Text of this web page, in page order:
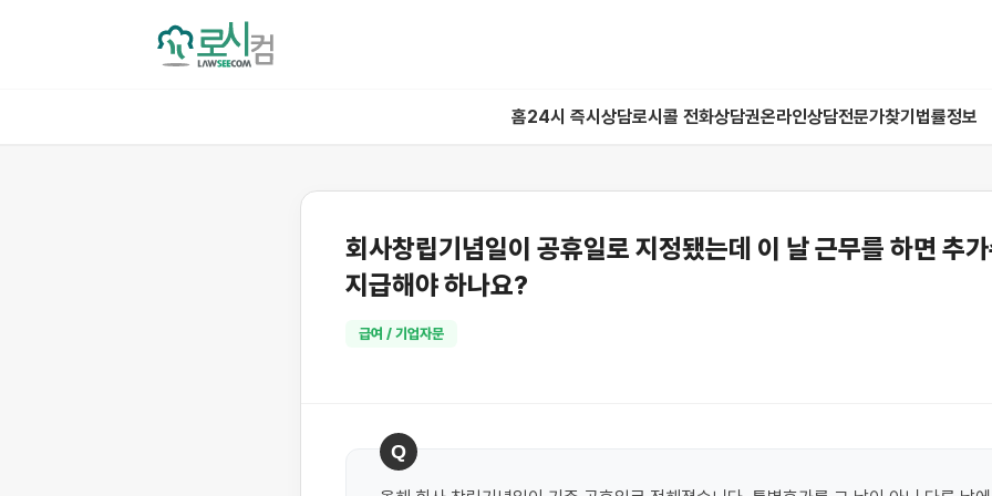
홈24시 즉시상담로시콜 전화상담권온라인상담전문가찾기 법률정보
회사창립기념일이 공휴일로 지정됐는데 이 날 근무를 하면 추
지급해야 하나요?
급여 / 기업자문
Q